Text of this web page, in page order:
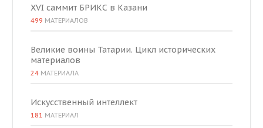
XVI саммит БРИКС в Казани
499 МАТЕРИАЛОВ
Великие воины Татарии. Цикл исторических
материалов
24 МАТЕРИАЛА
Искусственный интеллект
181 МАТЕРИАЛ